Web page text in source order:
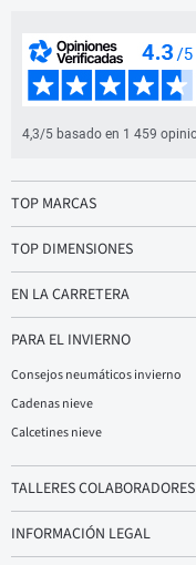
4,3/5 basado en 1 459
TOP MARCAS
TOP DIMENSIONES
EN LA CARRETERA
PARA EL INVIERNO
Consejos neumáticos invierno
Cadenas nieve
Calcetines nieve
TALLERES COLABORADORES
INFORMACIÓN LEGAL